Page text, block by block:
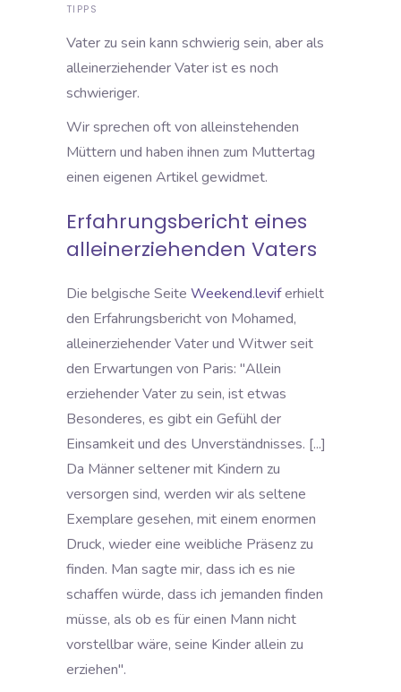
TIPPS
Vater zu sein kann schwierig sein, aber als
alleinerziehender Vater ist es noch
schwieriger.
Wir sprechen oft von alleinstehenden
Müttern und haben ihnen zum Muttertag
einen eigenen Artikel gewidmet.
Erfahrungsbericht eines
alleinerziehenden Vaters
Die belgische Seite Weekend.leviferhielt
den Erfahrungsbericht von Mohamed,
alleinerziehender Vater und Witwer seit
den Erwartungen von Paris: "Allein
erziehender Vater zu sein, ist etwas
Besonderes, es gibt ein Gefühl der
Einsamkeit und des Unverständnisses. [...]
Da Männer seltener mit Kindern zu
versorgen sind, werden wir als seltene
Exemplare gesehen, mit einem enormen
Druck, wieder eine weibliche Präsenz zu
finden. Man sagte mir, dass ich es nie
schaffen würde, dass ich jemanden finden
müsse, als ob es für einen Mann nicht
vorstellbar wäre, seine Kinder allein zu
erziehen".